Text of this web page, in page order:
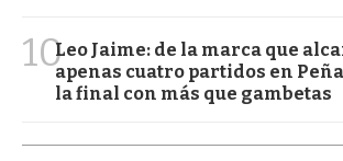
10Leo Jaime: de la marca que
apenas cuatro partidos en
la final con más que gambetas